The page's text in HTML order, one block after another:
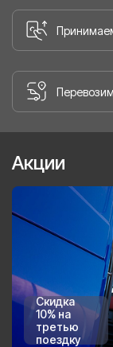
Акции
Скидка
10% на
третью
поездку